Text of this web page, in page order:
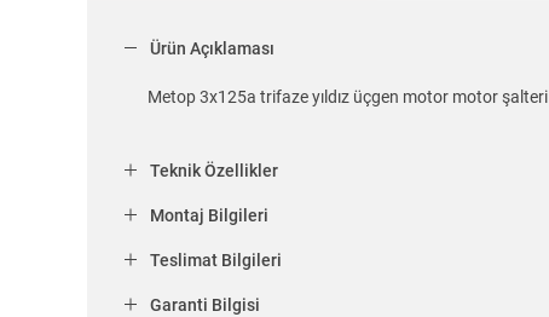
Ürün Açıklaması
Metop 3x125a trifaze yıldız üçgen motor motor
Teknik Özellikler
Montaj Bilgileri
Teslimat Bilgileri
Garanti Bilgisi